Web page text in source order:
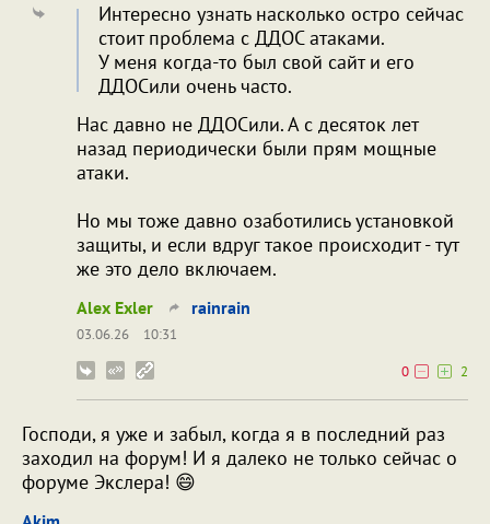
Интересно узнать насколько остро сейчас
стоит проблема с ДДОС атаками.
У меня когда-то был свой сайт и его
ДДОСили очень часто.
Нас давно не ДДОСили. А с десяток лет
назад периодически были прям мощные
атаки.
Но мы тоже давно озаботились установкой
защиты, и если вдруг такое происходит - тут
же это дело включаем.
Alex Exler rainrain
03.06.26
10:31
0
2
Господи, я уже и забыл, когда я в последний раз
заходил на форум! И я далеко не только сейчас о
форуме Экслера! 😄